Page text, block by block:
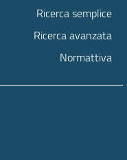
Ricerca semplice
Ricerca avanzata
Normattiva